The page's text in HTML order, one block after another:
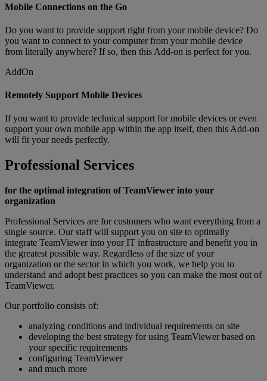
Mobile Connections on the Go
Do you want to provide support right from your mobile device? Do
you want to connect to your computer from your mobile device
from literally anywhere? If so, then this Add-on is perfect for you.
AddOn
Remotely Support Mobile Devices
If you want to provide technical support for mobile devices or even
support your own mobile app within the app itself, then this Add-on
will fit your needs perfectly.
Professional Services
for the optimal integration of TeamViewer into your
organization
Professional Services are for customers who want everything from a
single source. Our staff will support you on site to optimally
integrate TeamViewer into your IT infrastructure and benefit you in
the greatest possible way. Regardless of the size of your
organization or the sector in which you work, we help you to
understand and adopt best practices so you can make the most out of
TeamViewer.
Our portfolio consists of:
analyzing conditions and individual requirements on site
developing the best strategy for using TeamViewer based on
your specific requirements
configuring TeamViewer
and much more